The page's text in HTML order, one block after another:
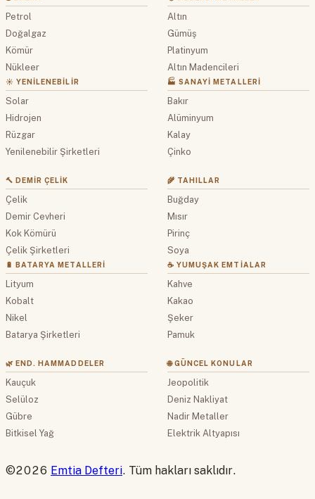
Petrol
Doğalgaz
Kömür
Nükleer
☀️ YENILENEBILIR
Solar
Hidrojen
Rüzgar
Yenilenebilir Şirketleri
Altın
Gümüş
Platinyum
Altın Madencileri
🏭 SANAYI METALLERI
Bakır
Alüminyum
Kalay
Çinko
🔨 DEMIR ÇELIK
Çelik
Demir Cevheri
Kok Kömürü
Çelik Şirketleri
🔋 BATARYA METALLERI
Lityum
Kobalt
Nikel
Batarya Şirketleri
🌾 TAHILLAR
Buğday
Mısır
Pirinç
Soya
☕ YUMUŞAK EMTIALAR
Kahve
Kakao
Şeker
Pamuk
🌿 END. HAMMADDELER
Kauçuk
Selüloz
Gübre
Bitkisel Yağ
🌐 GÜNCEL KONULAR
Jeopolitik
Deniz Nakliyat
Nadir Metaller
Elektrik Altyapısı
©2026 Emtia Defteri. Tüm hakları saklıdır.